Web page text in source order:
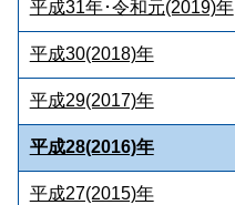
平成31年･令和元(2019)年
平成30(2018)年
平成29(2017)年
平成28(2016)年
平成27(2015)年